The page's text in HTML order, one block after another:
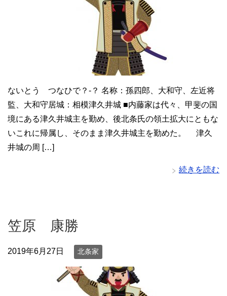
ないとう つなひで？-？ 名称：孫四郎、大和守、左近将
監、大和守居城：相模津久井城 ■内藤家は代々、甲斐の国
境にある津久井城主を勤め、後北条氏の領土拡大にともな
いこれに帰属し、そのまま津久井城主を勤めた。 津久
井城の周 […]
続きを読む
笠原 康勝
2019年6月27日 北条家